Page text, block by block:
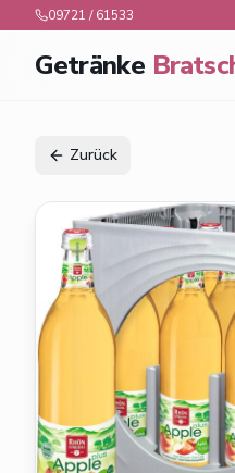
09721 / 61533
Getränke
Zurück